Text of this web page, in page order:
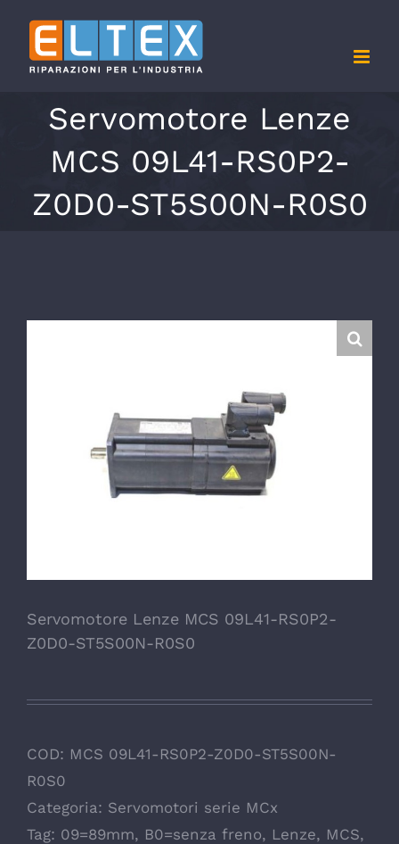
contenuto
Servomotore Lenze
MCS 09L41-RS0P2-
Z0D0-ST5S00N-R0S0
Servomotore Lenze MCS 09L41-RS0P2-
Z0D0-ST5S00N-R0S0
COD: MCS 09L41-RS0P2-Z0D0-ST5S00N-
R0S0
Categoria: Servomotori serie MCx
Tag: 09=89mm, B0=senza freno, Lenze, MCS,